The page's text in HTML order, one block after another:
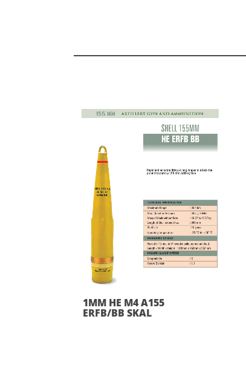
1MM HE M4 A155
ERFB/BB SKAL